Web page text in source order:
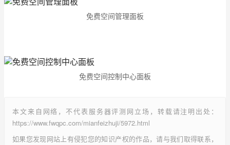
免费空间管理面板
免费空间控制中心面板
本文来自网络，不代表服务器评测网立场，转载请注明出处：
https://www.fwqpc.com/mianfeizhuji/5972.html
如果您发现网站上有侵犯您的知识产权的作品，请与我们取得联系，